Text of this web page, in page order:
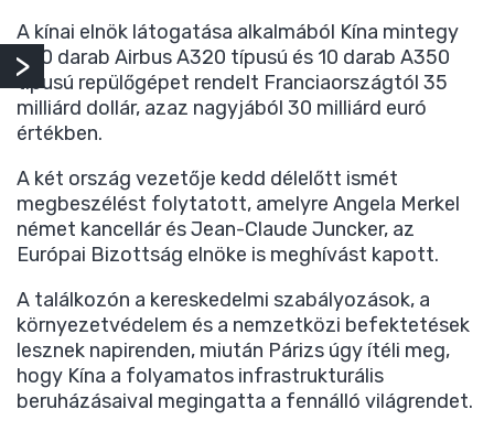
A kínai elnök látogatása alkalmából Kína mintegy
290 darab Airbus A320 típusú és 10 darab A350
típusú repülőgépet rendelt Franciaországtól 35
milliárd dollár, azaz nagyjából 30 milliárd euró
értékben.
A két ország vezetője kedd délelőtt ismét
megbeszélést folytatott, amelyre Angela Merkel
német kancellár és Jean-Claude Juncker, az
Európai Bizottság elnöke is meghívást kapott.
A találkozón a kereskedelmi szabályozások, a
környezetvédelem és a nemzetközi befektetések
lesznek napirenden, miután Párizs úgy ítéli meg,
hogy Kína a folyamatos infrastrukturális
beruházásaival megingatta a fennálló világrendet.